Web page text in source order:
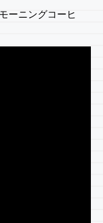
ーニングコーヒ